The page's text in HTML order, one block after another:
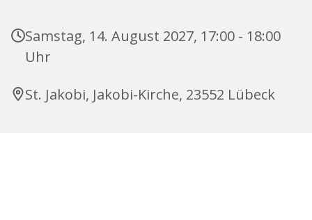
Samstag, 14. August 2027, 17:00 - 18:00
Uhr
St. Jakobi, Jakobi-Kirche, 23552 Lübeck